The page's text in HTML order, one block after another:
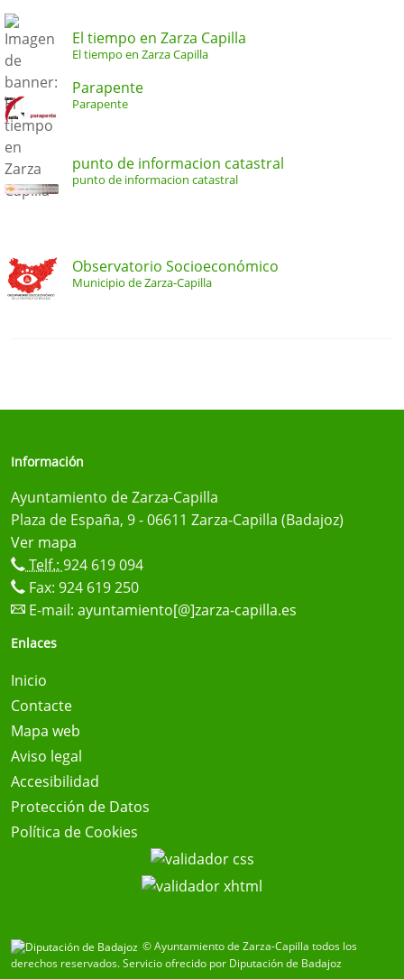
El tiempo en Zarza Capilla
El tiempo en Zarza Capilla
Parapente
Parapente
punto de informacion catastral
punto de informacion catastral
Observatorio Socioeconómico
Municipio de Zarza-Capilla
Información
Ayuntamiento de Zarza-Capilla
Plaza de España, 9 - 06611 Zarza-Capilla (Badajoz)
Ver mapa
Telf.: 924 619 094
Fax: 924 619 250
E-mail: ayuntamiento[@]zarza-capilla.es
Enlaces
Inicio
Contacte
Mapa web
Aviso legal
Accesibilidad
Protección de Datos
Política de Cookies
© Ayuntamiento de Zarza-Capilla todos los
derechos reservados.Servicio ofrecido por Diputación de Badajoz